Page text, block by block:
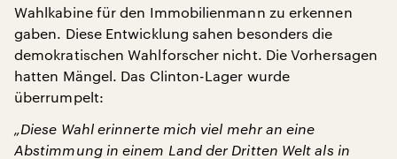
Wahlkabine für den Immobilienmann zu erkennen
gaben. Diese Entwicklung sahen besonders die
demokratischen Wahlforscher nicht. Die Vorhersagen
hatten Mängel. Das Clinton-Lager wurde
überrumpelt:
„Diese Wahl erinnerte mich viel mehr an eine
Abstimmung in einem Land der Dritten Welt als in